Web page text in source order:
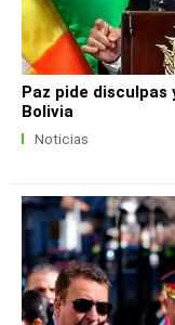
Paz pide
Bolivia
Noticias